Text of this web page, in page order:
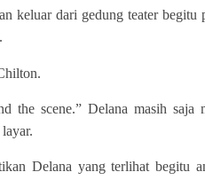
keluar dari gedung teater
the scene.” Delana masih
Delana yang terlihat begitu